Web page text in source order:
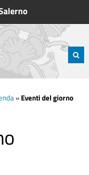
»Eventi del giorno